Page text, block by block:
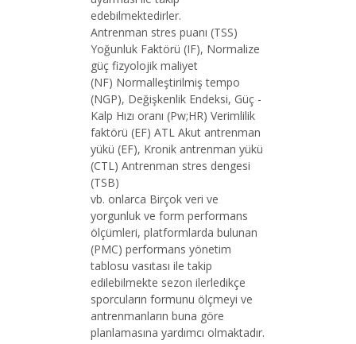
edebilmektedirler.
Antrenman stres puanı (TSS)
Yoğunluk Faktörü (IF), Normalize
güç fizyolojik maliyet
(NF) Normalleştirilmiş tempo
(NGP), Değişkenlik Endeksi, Güç -
Kalp Hızı oranı (Pw;HR) Verimlilik
faktörü (EF) ATL Akut antrenman
yükü (EF), Kronik antrenman yükü
(CTL) Antrenman stres dengesi
(TSB)
vb. onlarca Birçok veri ve
yorgunluk ve form performans
ölçümleri, platformlarda bulunan
(PMC) performans yönetim
tablosu vasıtası ile takip
edilebilmekte sezon ilerledikçe
sporcuların formunu ölçmeyi ve
antrenmanların buna göre
planlamasına yardımcı olmaktadır.